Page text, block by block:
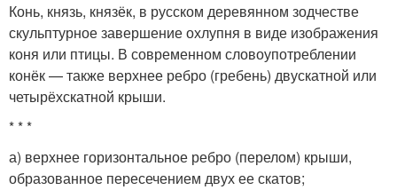
Конь, князь, князёк, в русском деревянном зодчестве
скульптурное завершение охлупня в виде изображения
коня или птицы. В современном словоупотреблении
конёк — также верхнее ребро (гребень) двускатной или
четырёхскатной крыши.
* * *
а) верхнее горизонтальное ребро (перелом) крыши,
образованное пересечением двух ее скатов;